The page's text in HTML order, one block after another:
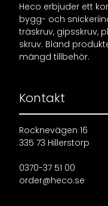
Heco erbjuder ett
bygg- och
träskruv, gipsskruv,
skruv. Bland
mängd tillbehör.
Kontakt
Rocknevägen 16
335 73 Hillerstorp
0370-37 51 00
order@heco.se